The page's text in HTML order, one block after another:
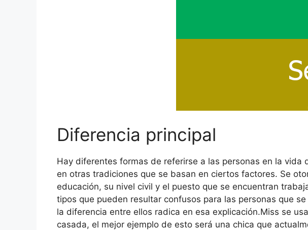
Diferencia principal
Hay diferentes formas de referirse a las personas en la
en otras tradiciones que se basan en ciertos factores. Se
educación, su nivel civil y el puesto que se encuentran
tipos que pueden resultar confusos para las personas que
la diferencia entre ellos radica en esa explicación.Miss se
casada, el mejor ejemplo de esto será una chica que